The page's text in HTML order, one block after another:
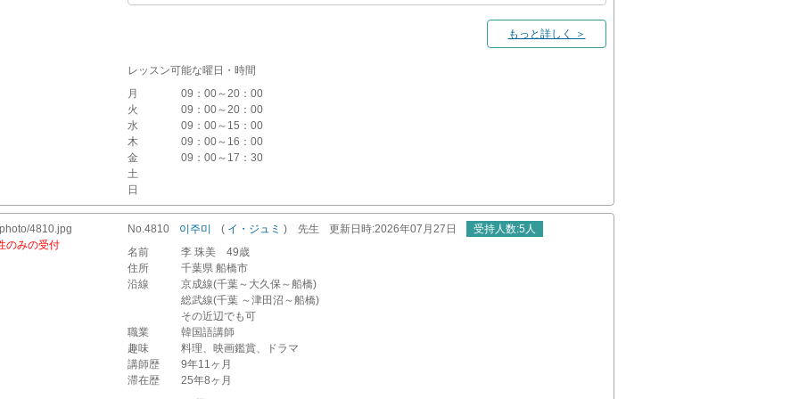
もっと詳しく ＞
レッスン可能な曜日・時間
月
09：00～20：00
火
09：00～20：00
水
09：00～15：00
木
09：00～16：00
金
09：00～17：30
土
日
のみの受付
No.4810 이주미 ( イ・ジュミ ) 先生 更新日時:2026年07月27日 受持人数:5人
名前
李 珠美 49歳
住所
千葉県 船橋市
沿線
京成線(千葉～大久保～船橋)
総武線(千葉 ～津田沼～船橋)
その近辺でも可
職業
韓国語講師
趣味
料理、映画鑑賞、ドラマ
講師歴
9年11ヶ月
滞在歴
25年8ヶ月